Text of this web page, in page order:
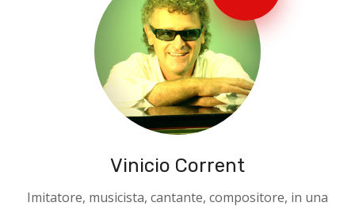
Vinicio Corrent
Imitatore, musicista, cantante, compositore, in una